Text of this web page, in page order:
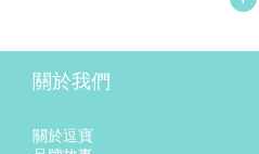
關於我們
關於逗寶